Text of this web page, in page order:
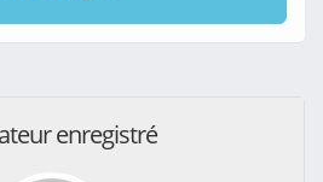
enregistré